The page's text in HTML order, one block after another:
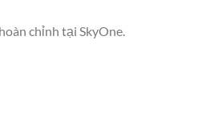
chỉnh tại SkyOne.